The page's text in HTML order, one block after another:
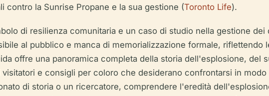
contro la Sunrise Propane e la sua gestione (Toronto Life).
di resilienza comunitaria e un caso di studio nella gestione
al pubblico e manca di memorializzazione formale,
offre una panoramica completa della storia dell'esplosione, del
e consigli per coloro che desiderano confrontarsi in
di storia o un ricercatore, comprendere l'eredità